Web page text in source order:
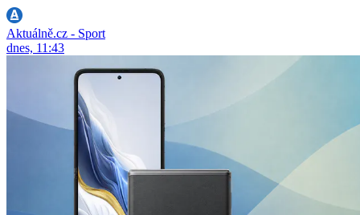
Aktuálně.cz - Sport
dnes, 11:43